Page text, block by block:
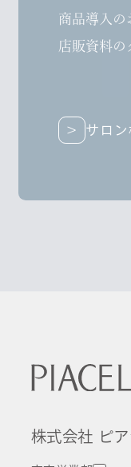
商品導入の
店販資料の
サロ
株式会社 ピ